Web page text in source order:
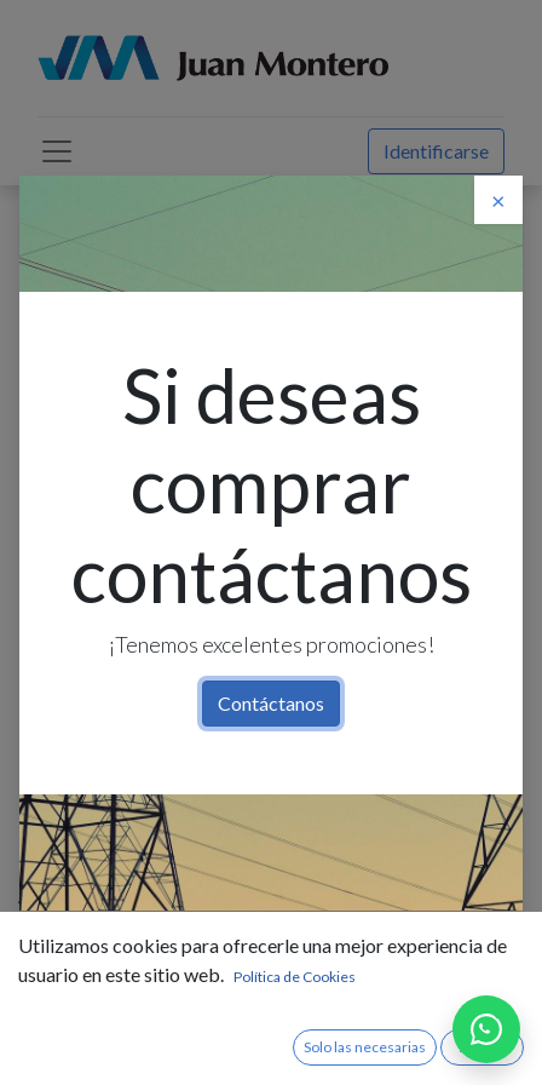
Identificarse
×
Si deseas
comprar
contáctanos
¡Tenemos excelentes promociones!
Contáctanos
Todos los productos
Aplique Pared Redondo+Esfera
Opal1L G9 Negro+Blanco
(D250Mm)
Utilizamos cookies para ofrecerle una mejor experiencia de
usuario en este sitio web. Política de Cookies
Solo las necesarias Acepto